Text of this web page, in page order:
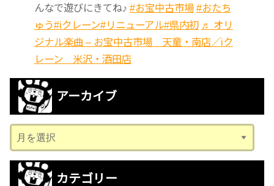
んなで遊びにきてね♪ #お宝中古市場 #おたち
ゅう#iクレーン#リニューアル#県内初 ♬ オリ
ジナル楽曲 – お宝中古市場 天童・南店／iク
レーン 米沢・酒田店
アーカイブ
ー
カ
カテゴリー